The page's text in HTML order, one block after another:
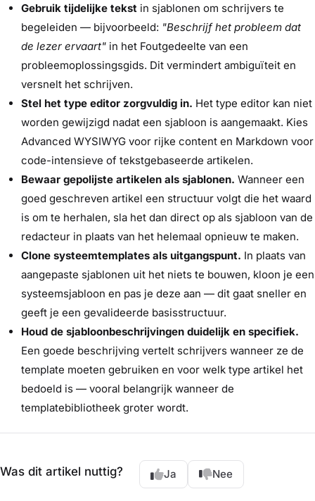
Gebruik tijdelijke tekst in sjablonen om schrijvers te
begeleiden — bijvoorbeeld: "Beschrijf het probleem dat
de lezer ervaart" in het Foutgedeelte van een
probleemoplossingsgids. Dit vermindert ambiguïteit en
versnelt het schrijven.
Stel het type editor zorgvuldig in. Het type editor kan niet
worden gewijzigd nadat een sjabloon is aangemaakt. Kies
Advanced WYSIWYG voor rijke content en Markdown voor
code-intensieve of tekstgebaseerde artikelen.
Bewaar gepolijste artikelen als sjablonen. Wanneer een
goed geschreven artikel een structuur volgt die het waard
is om te herhalen, sla het dan direct op als sjabloon van de
redacteur in plaats van het helemaal opnieuw te maken.
Clone systeemtemplates als uitgangspunt. In plaats van
aangepaste sjablonen uit het niets te bouwen, kloon je een
systeemsjabloon en pas je deze aan — dit gaat sneller en
geeft je een gevalideerde basisstructuur.
Houd de sjabloonbeschrijvingen duidelijk en specifiek.
Een goede beschrijving vertelt schrijvers wanneer ze de
template moeten gebruiken en voor welk type artikel het
bedoeld is — vooral belangrijk wanneer de
templatebibliotheek groter wordt.
Was dit artikel nuttig? Ja Nee